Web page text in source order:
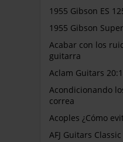
1955 Gibson ES
1955 Gibson
Acabar con los
guitarra
Aclam Guitars
Acondicionando
correa
Acoples ¿Cómo
AFJ Guitars